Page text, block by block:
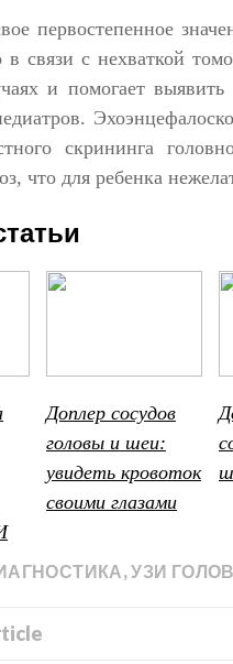
первостепенное
с нехваткой
и помогает
скрининга
что для ребенка
Доплер сосудов
головы и шеи:
увидеть кровоток
своими глазами
,УЗИ